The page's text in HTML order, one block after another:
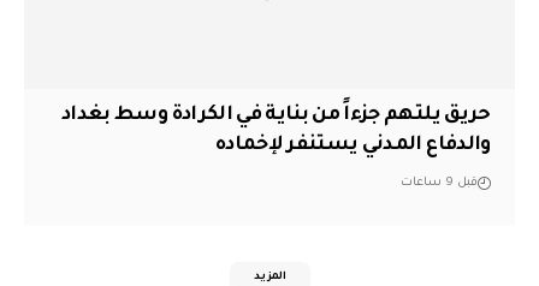
حريق يلتهم جزءاً من بناية في الكرادة وسط بغداد
والدفاع المدني يستنفر لإخماده
قبل 9 ساعات
المزيد